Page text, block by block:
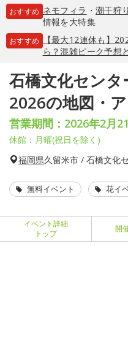
おすすめ ネモフィラ ・ 潮干狩り
情報を大特集
おすすめ
【最大12連休も】
ら？混雑ピーク予想
石橋文化センタ
2026の地図・
営業期間：2026年2月
休館：月曜(祝日を除く)
福岡県久留米市 / 石橋文化
無料イベント 花イ
イベント詳細
トップ
開